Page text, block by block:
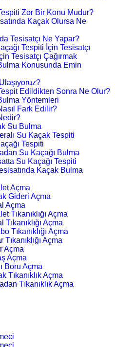
Zor Bir Konu Mudur?
Kaçak Olursa Ne
Tesisatçı Ne Yapar?
Tespiti İçin Tesisatçı
Tesisatçı Çağırmak
Konusunda Emin
Edildikten Sonra Ne Olur?
Yöntemleri
Fark Edilir?
Su Bulma
Su Kaçak Tespiti
Tespiti
Su Kaçağı Bulma
Su Kaçağı Tespiti
Kaçak Bulma
Açma
Gideri Açma
Açma
Tıkanıklığı Açma
Açma
Tıkanıklığı Açma
Açma
Açma
Açma
Boru Açma
Tıkanıklık Açma
Tıkanıklık Açma